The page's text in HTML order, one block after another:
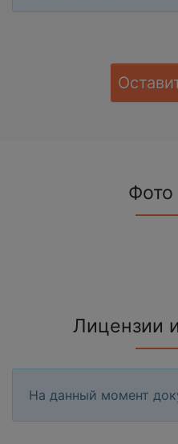
Фото
Лицензии
На данный момент